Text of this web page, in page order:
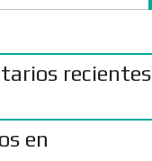
recientes
en